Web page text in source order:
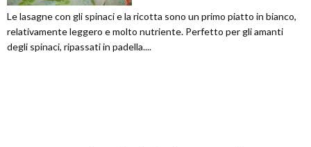
Le lasagne con gli spinaci e la ricotta sono un primo piatto in bianco,
relativamente leggero e molto nutriente. Perfetto per gli amanti
degli spinaci, ripassati in padella....